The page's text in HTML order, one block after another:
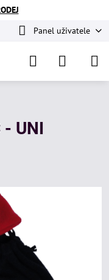
Panel uživatele
UNI